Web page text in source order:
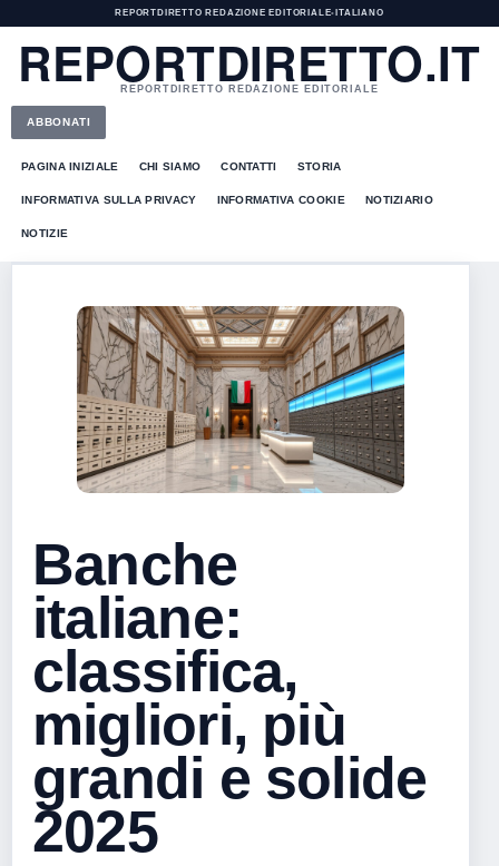
REPORTDIRETTO REDAZIONE EDITORIALE• ITALIANO
REPORTDIRETTO.IT
REPORTDIRETTO REDAZIONE EDITORIALE
ABBONATI
PAGINA INIZIALE CHI SIAMO CONTATTI STORIA
INFORMATIVA SULLA PRIVACY INFORMATIVA COOKIE NOTIZIARIO
NOTIZIE
Banche
italiane:
classifica,
migliori, più
grandi e solide
2025